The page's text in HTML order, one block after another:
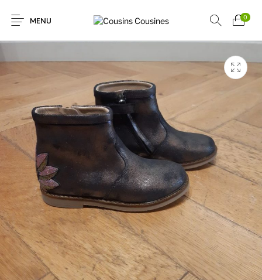
MENU
0
Nouveautés Promotions Chaussures
Vêtements
Garçons
Cadeaux Nos Marques